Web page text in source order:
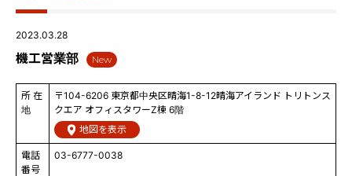
2023.03.28
機工営業部 New
所 在
地
〒104-6206 東京都中央区晴海1-8-12晴海アイランド トリトンス
クエア オフィスタワーZ棟 6階
地図を表示
電話
番号
03-6777-0038